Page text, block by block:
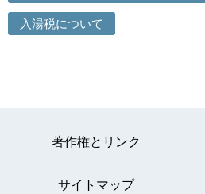
入湯税について
著作権とリンク
サイトマップ